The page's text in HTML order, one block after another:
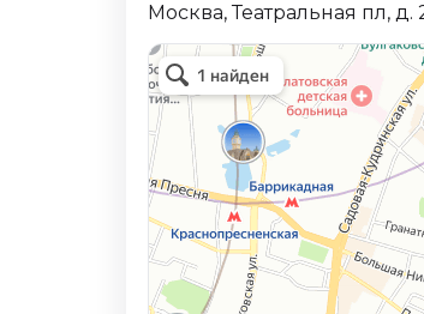
Москва, Театральная пл, д.